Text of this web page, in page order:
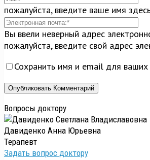
пожалуйста, введите ваше имя
Вы ввели неверный адрес
пожалуйста, введите свой адрес
Сохранить имя и email для
Вопросы доктору
Давиденко Анна Юрьевна
Терапевт
Задать вопрос доктору